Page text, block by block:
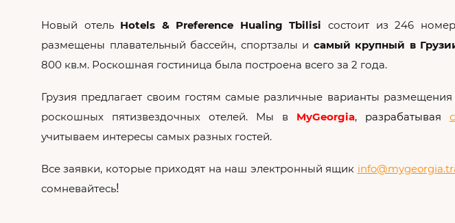
Новый отель Hotels & Preference Hualing Tbilisi состоит из 246
размещены плавательный бассейн, спортзалы и самый крупный в
800 кв.м. Роскошная гостиница была построена всего за 2 года.
Грузия предлагает своим гостям самые различные варианты
роскошных пятизвездочных отелей. Мы в MyGeorgia, разрабатывая
учитываем интересы самых разных гостей.
Все заявки, которые приходят на наш электронный ящик
сомневайтесь!